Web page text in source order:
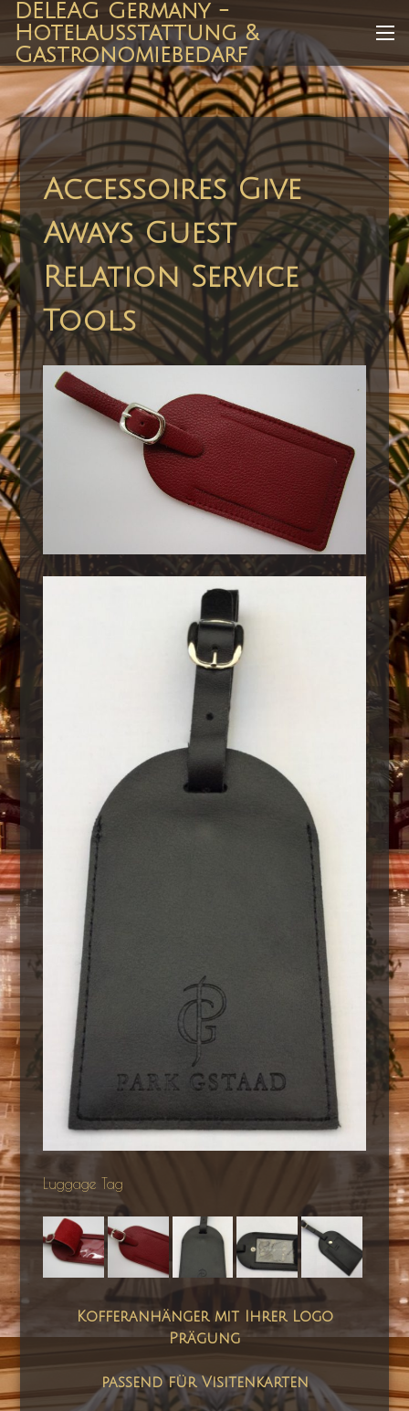
Zum
Inhalt
springen
DELEAG Germany -
Hotelausstattung &
Gastronomiebedarf
Accessoires Give
Aways Guest
Relation Service
Tools
Luggage Tag
Kofferanhänger mit Ihrer Logo
Prägung
passend für Visitenkarten